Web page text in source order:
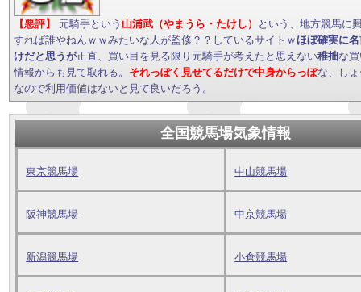
【悪評】 元騎手という 山浦武（やまうら・たけし）
という、地方競馬に
すれば誰やねんｗｗみたいな人が監修？？しているサイトｗほぼ確実に
けだと思うが正直、買い目を見る限り元騎手が考えたと思えない稚拙な
情報からも見て取れる。 それっぽく見せてるだけで中身からっぽな、し
なので利用価値はないと見て良いだろう。
全国競馬場気象情報
東京競馬場 中山競馬場
阪神競馬場 中京競馬場
新潟競馬場 小倉競馬場